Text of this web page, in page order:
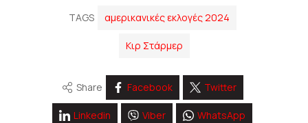
TAGS αμερικανικές εκλογές 2024
Κιρ Στάρμερ
Share Facebook Twitter
Linkedin Viber WhatsApp